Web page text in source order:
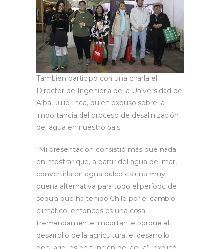
También participó con una charla el
Director de Ingeniería de la Universidad del
Alba, Julio Inda, quien expuso sobre la
importancia del proceso de desalinización
del agua en nuestro país.
“Mi presentación consistió más que nada
en mostrar que, a partir del agua del mar,
convertirla en agua dulce es una muy
buena alternativa para todo el período de
sequía que ha tenido Chile por el cambio
climático, entonces es una cosa
tremendamente importante porque el
desarrollo de la agricultura, el desarrollo